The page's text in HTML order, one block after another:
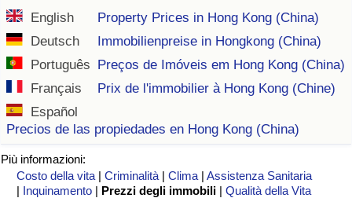
English
Property Prices in Hong Kong (China)
Deutsch
Immobilienpreise in Hongkong (China)
Português Preços de Imóveis em Hong Kong (China)
Français
Prix de l'immobilier à Hong Kong (Chine)
Español
Precios de las propiedades en Hong Kong (China)
Più informazioni:
Costo della vita |Criminalità |Clima |Assistenza Sanitaria
| Inquinamento | Prezzi degli immobili |Qualità della Vita